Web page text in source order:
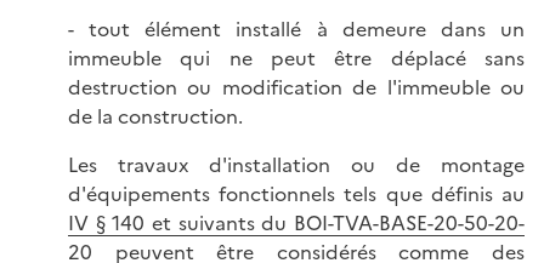
- tout élément installé à demeure dans un
immeuble qui ne peut être déplacé sans
destruction ou modification de l'immeuble ou
de la construction.
Les travaux d'installation ou de montage
d'équipements fonctionnels tels que définis au
IV § 140 et suivants du BOI-TVA-BASE-20-50-20-
20 peuvent être considérés comme des